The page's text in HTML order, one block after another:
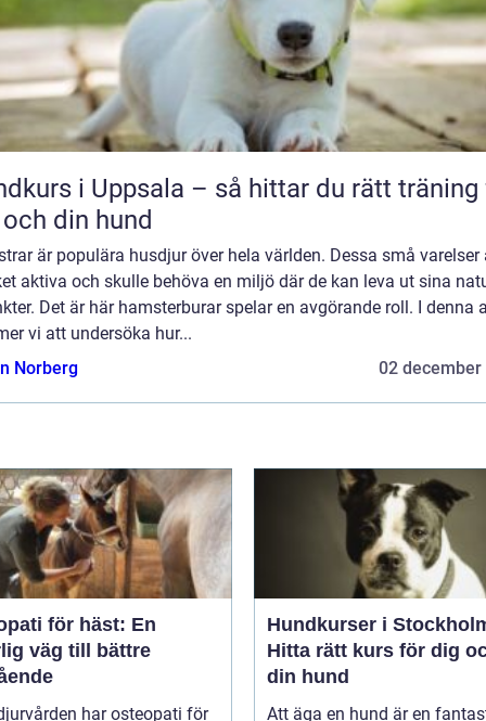
i Uppsala – så hittar du rätt träning
din hund
är populära husdjur över hela världen. Dessa små varelser
aktiva och skulle behöva en miljö där de kan leva ut sina
Det är här hamsterburar spelar en avgörande roll. I denna
vi att undersöka hur...
Norberg
02 december
för häst: En
väg till bättre
har osteopati för
Hundkurser i
Hitta rätt kurs för dig
din hund
Att äga en hund är en